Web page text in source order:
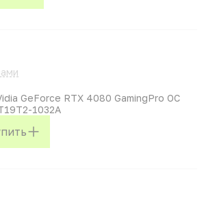
GeForce RTX 4080 GamingPro OC
1032A